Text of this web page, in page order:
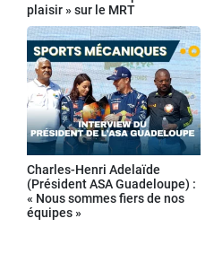
plaisir » sur le MRT
Charles-Henri Adelaïde
(Président ASA Guadeloupe) :
« Nous sommes fiers de nos
équipes »